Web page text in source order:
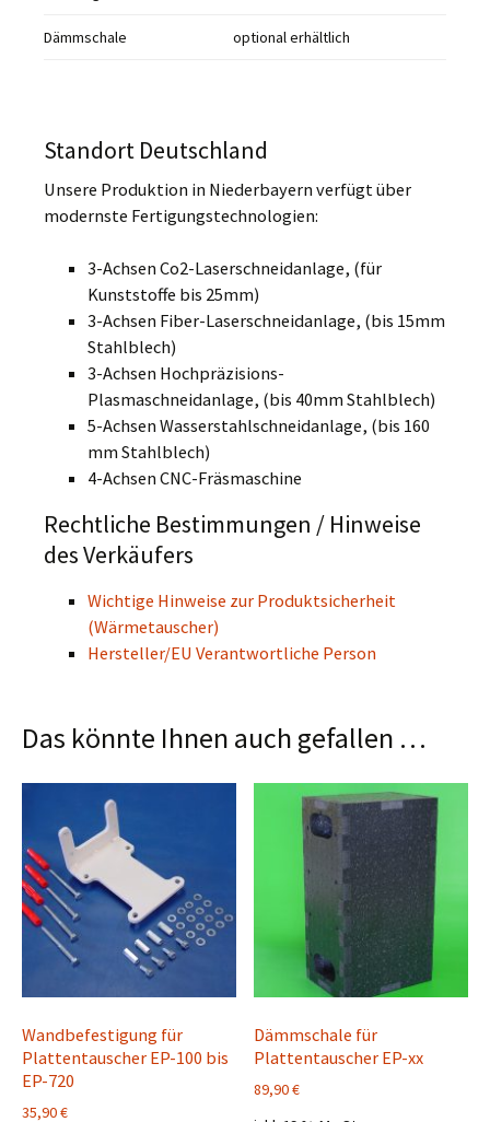
Dämmschale optional erhältlich
Standort Deutschland
Unsere Produktion in Niederbayern verfügt über
modernste Fertigungstechnologien:
3-Achsen Co2-Laserschneidanlage, (für
Kunststoffe bis 25mm)
3-Achsen Fiber-Laserschneidanlage, (bis 15mm
Stahlblech)
3-Achsen Hochpräzisions-
Plasmaschneidanlage, (bis 40mm Stahlblech)
5-Achsen Wasserstahlschneidanlage, (bis 160
mm Stahlblech)
4-Achsen CNC-Fräsmaschine
Rechtliche Bestimmungen / Hinweise
des Verkäufers
Wichtige Hinweise zur Produktsicherheit
(Wärmetauscher)
Hersteller/EU Verantwortliche Person
Das könnte Ihnen auch gefallen …
Wandbefestigung für
Plattentauscher EP-100 bis
EP-720
35,90€
Dämmschale für
Plattentauscher EP-xx
89,90€